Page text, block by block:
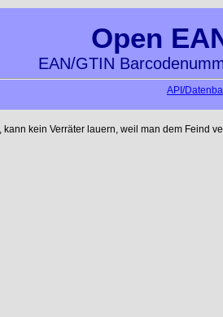
Open
EAN/GTIN
API/
kein Verräter lauern, weil man dem Feind